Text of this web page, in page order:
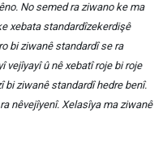
No semed ra ziwano ke ma
xebata standardîzekerdişê
bi ziwanê standardî se ra
vejîyayî û nê xebatî roje bi roje
bi ziwanê standardî hedre benî.
nêvejîyenî. Xelasîya ma ziwanê